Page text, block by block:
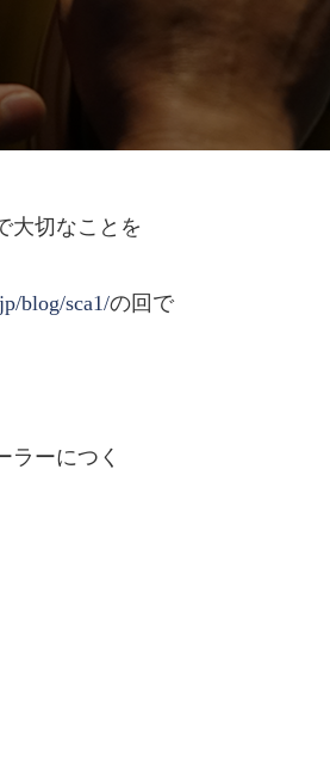
大切なことを
blog/sca1/の回で
ラーにつく